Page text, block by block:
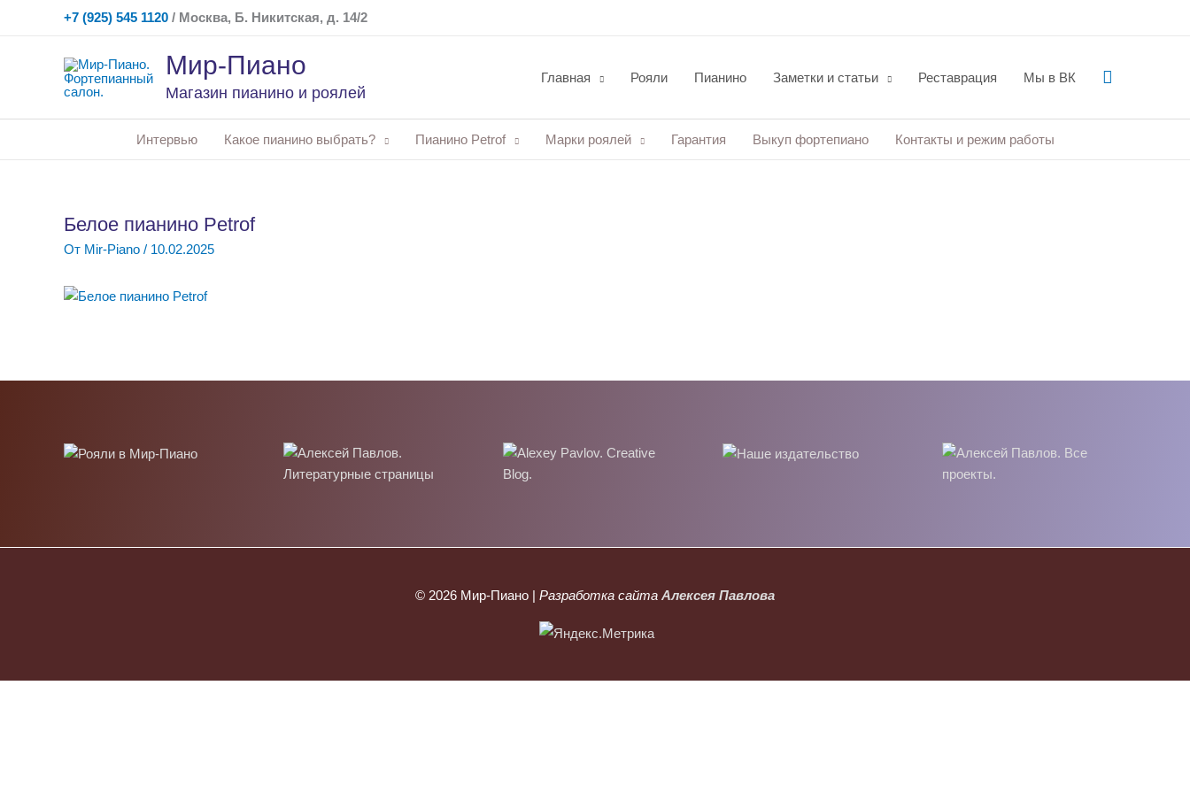
+7 (925) 545 1120 / Москва, Б. Никитская, д. 14/2
Мир-Пиано
Магазин пианино и роялей
Главная Рояли Пианино Заметки и статьи Реставрация Мы в ВК Поиск
Интервью Какое пианино выбрать? Пианино Petrof Марки роялей Гарантия Выкуп фортепиано Контакты и режим работы
Белое пианино Petrof
От Mir-Piano / 10.02.2025
© 2026 Мир-Пиано | Разработка сайта Алексея Павлова